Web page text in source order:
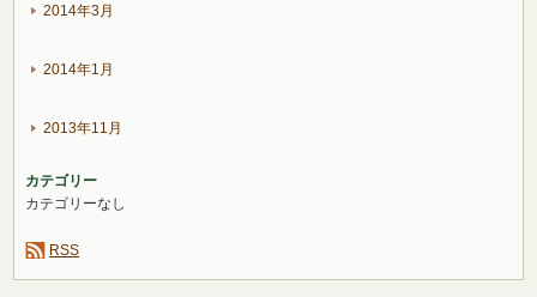
2014年3月
2014年1月
2013年11月
カテゴリー
カテゴリーなし
RSS